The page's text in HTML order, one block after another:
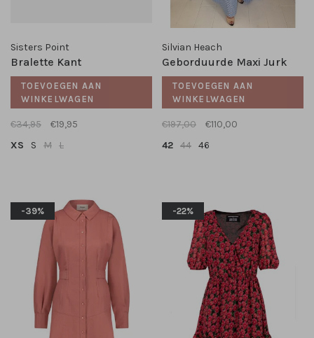
Sisters Point
Bralette Kant
TOEVOEGEN AAN
WINKELWAGEN
€34,95
€19,95
XS
S M L
Silvian Heach
Geborduurde Maxi Jurk
TOEVOEGEN AAN
WINKELWAGEN
€197,00
€110,00
42 44 46
-39% -22%